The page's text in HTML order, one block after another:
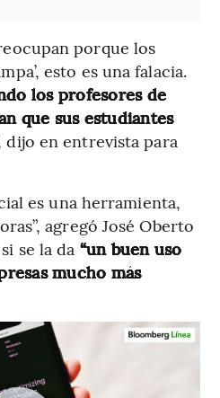
porque los
esto es una falacia.
los profesores de
que sus estudiantes
dijo en entrevista para
es una herramienta,
agregó José Oberto
se la da “un buen uso
mucho más